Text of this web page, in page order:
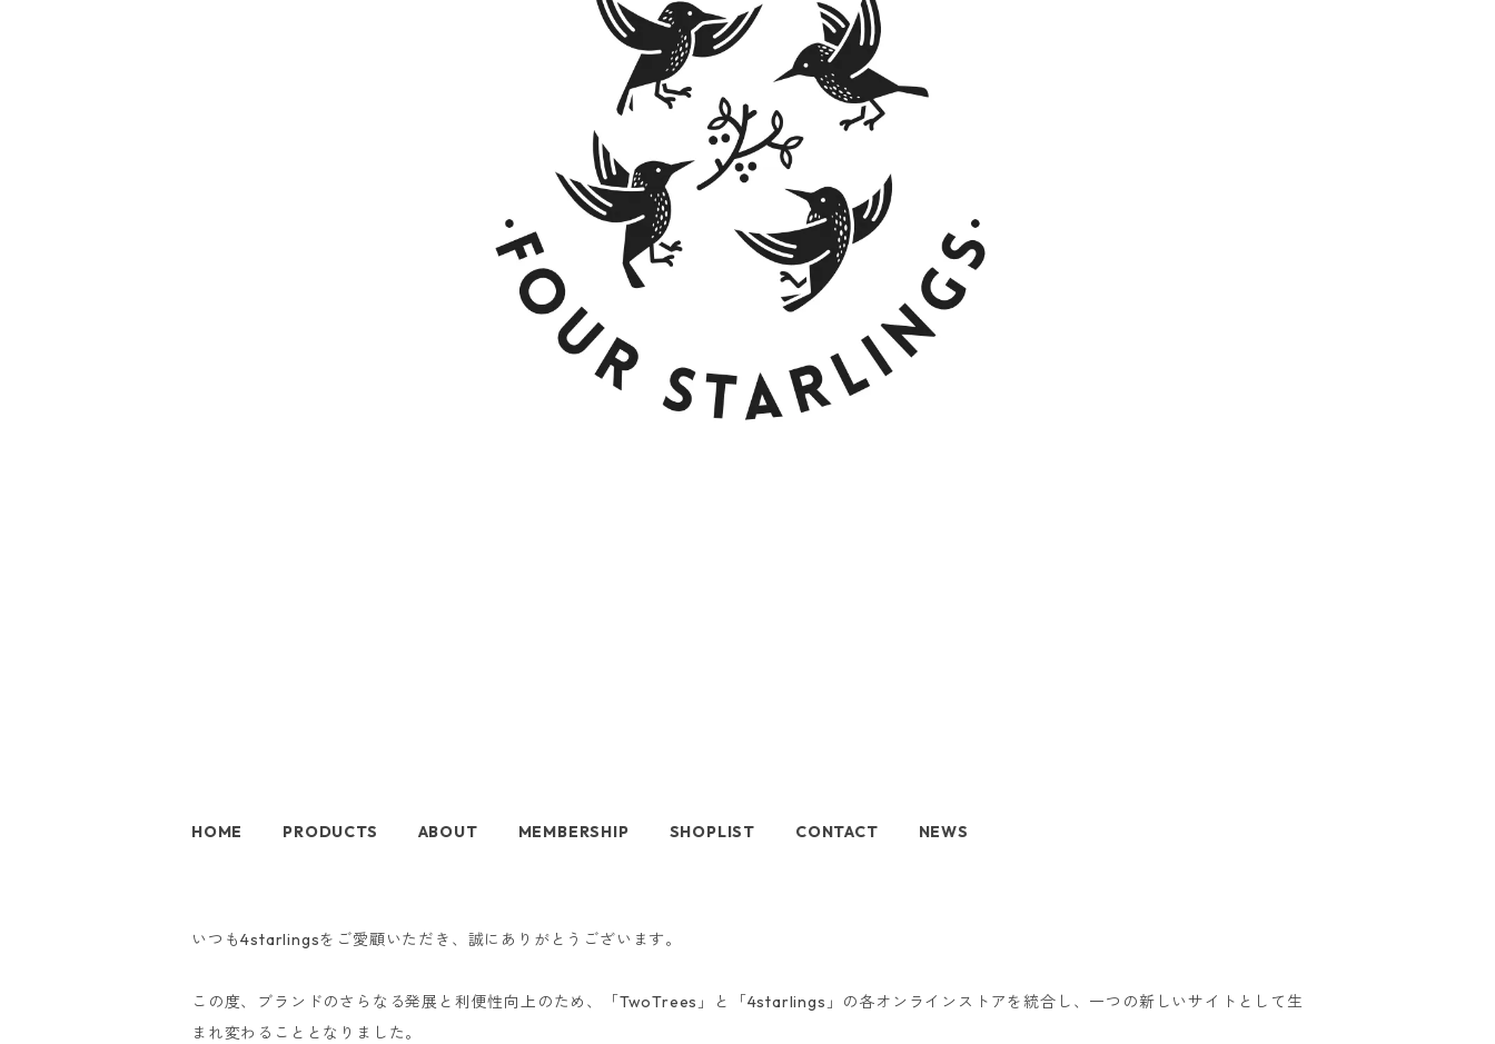
HOME PRODUCTS ABOUT MEMBERSHIP SHOPLIST CONTACT NEWS
いつも4starlingsをご愛顧いただき、誠にありがとうございます。
この度、ブランドのさらなる発展と利便性向上のため、「TwoTrees」と「4starlings」の各オンラインストアを統合し、一つの新しいサイトとして生
まれ変わることとなりました。